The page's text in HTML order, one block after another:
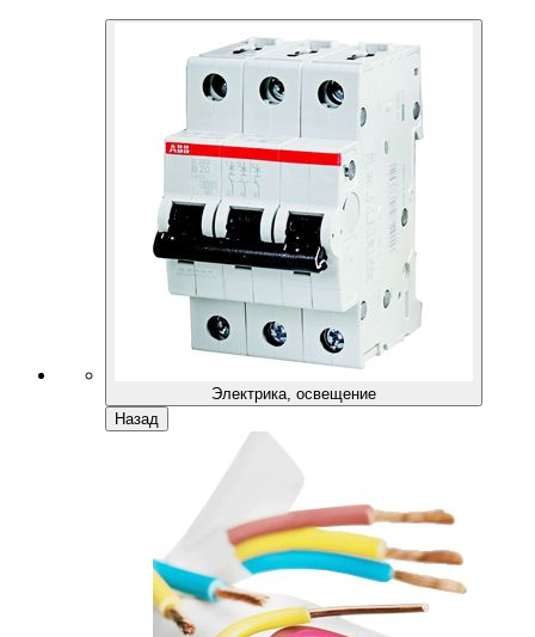
Электрика, освещение
Назад